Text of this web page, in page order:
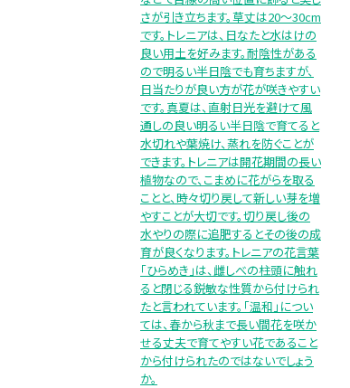
さが引き立ちます。草丈は20～30cm
です。トレニアは、日なたと水はけの
良い用土を好みます。耐陰性がある
ので明るい半日陰でも育ちますが、
日当たりが良い方が花が咲きやすい
です。真夏は、直射日光を避けて風
通しの良い明るい半日陰で育てると
水切れや葉焼け、蒸れを防ぐことが
できます。トレニアは開花期間の長い
植物なので、こまめに花がらを取る
ことと、時々切り戻して新しい芽を増
やすことが大切です。切り戻し後の
水やりの際に追肥するとその後の成
育が良くなります。トレニアの花言葉
「ひらめき」は、雌しべの柱頭に触れ
ると閉じる鋭敏な性質から付けられ
たと言われています。「温和」につい
ては、春から秋まで長い間花を咲か
せる丈夫で育てやすい花であること
から付けられたのではないでしょう
か。